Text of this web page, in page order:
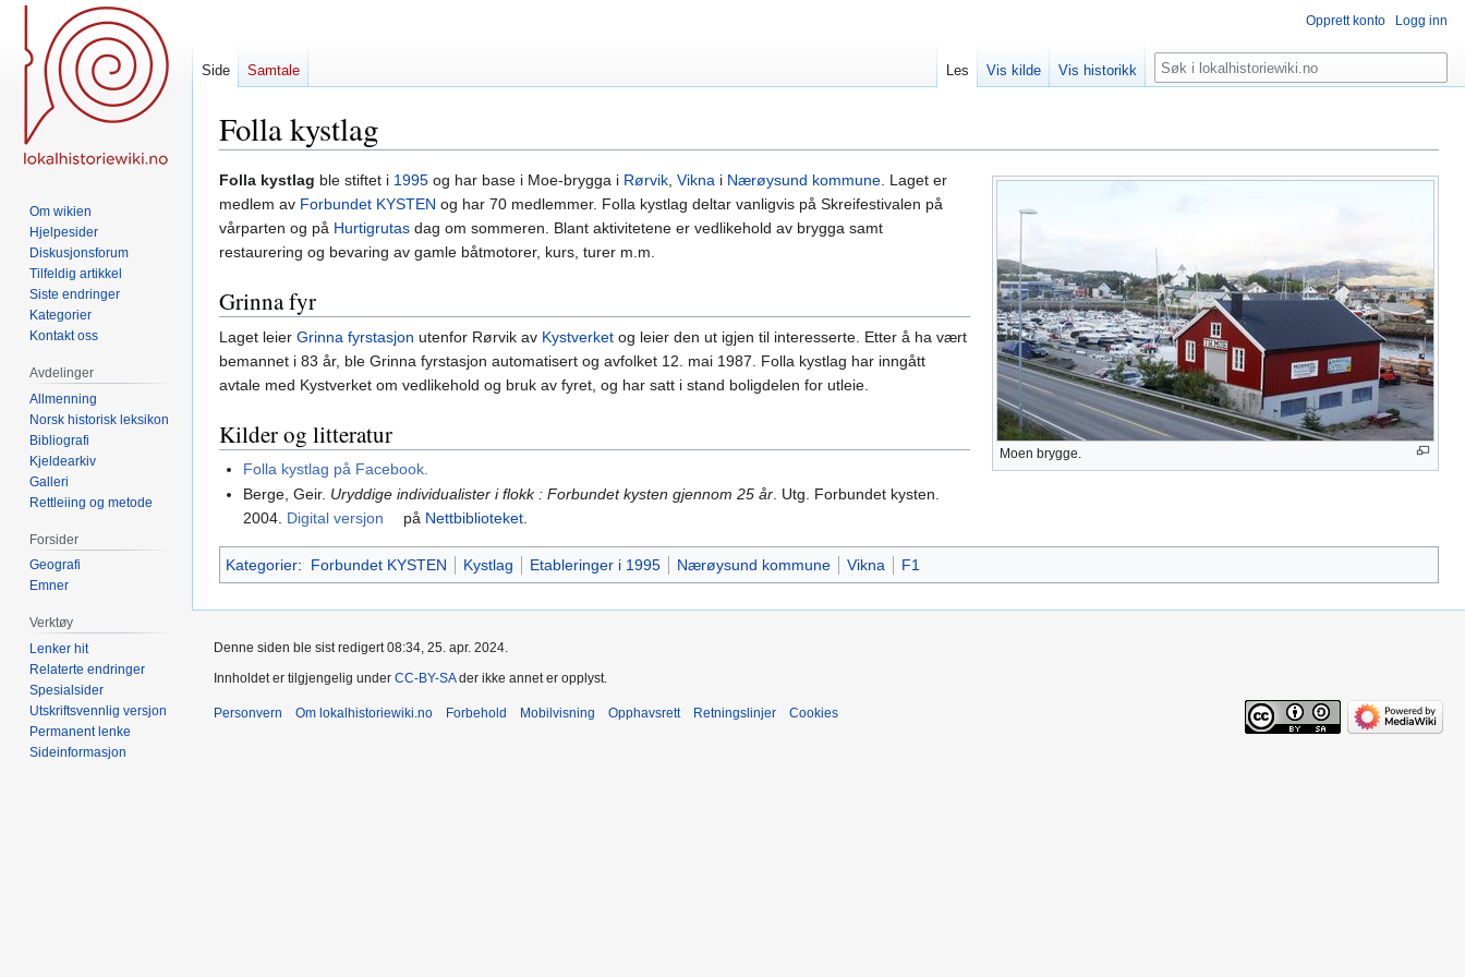
Folla kystlag
Hopp
til
navigering
Hopp
til
søk
Moen brygge.
Folla kystlag ble stiftet i 1995 og har base i Moe-brygga i Rørvik, Vikna i Nærøysund kommune. Laget er
medlem av Forbundet KYSTEN og har 70 medlemmer. Folla kystlag deltar vanligvis på Skreifestivalen på
vårparten og på Hurtigrutas dag om sommeren. Blant aktivitetene er vedlikehold av brygga samt
restaurering og bevaring av gamle båtmotorer, kurs, turer m.m.
Grinna fyr
Laget leier Grinna fyrstasjon utenfor Rørvik av Kystverket og leier den ut igjen til interesserte. Etter å ha vært
bemannet i 83 år, ble Grinna fyrstasjon automatisert og avfolket 12. mai 1987. Folla kystlag har inngått
avtale med Kystverket om vedlikehold og bruk av fyret, og har satt i stand boligdelen for utleie.
Kilder og litteratur
Folla kystlag på Facebook.
Berge, Geir. Uryddige individualister i flokk : Forbundet kysten gjennom 25 år . Utg. Forbundet kysten.
2004. Digital versjon på Nettbiblioteket
Kategorier: Forbundet KYSTEN Kystlag Etableringer i 1995 Nærøysund kommune Vikna F1
Opprett konto Logg inn
Side Samtale Les Vis kilde Vis historikk Søk
Om wikien
Hjelpesider
Diskusjonsforum
Tilfeldig artikkel
Siste endringer
Kategorier
Kontakt oss
Avdelinger
Allmenning
Norsk historisk leksikon
Bibliografi
Kjeldearkiv
Galleri
Rettleiing og metode
Forsider
Geografi
Emner
Verktøy
Lenker hit
Relaterte endringer
Spesialsider
Utskriftsvennlig versjon
Permanent lenke
Sideinformasjon
Denne siden ble sist redigert 08:34, 25. apr. 2024.
Innholdet er tilgjengelig under CC-BY-SAder ikke annet er opplyst.
Personvern Om lokalhistoriewiki.no Forbehold Mobilvisning Opphavsrett Retningslinjer Cookies